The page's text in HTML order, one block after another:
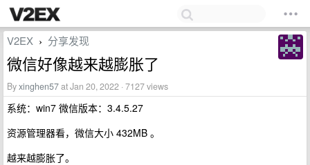
V2EX › 分享发现
微信好像越来越膨胀了
Byxinghen57at Jan 20, 2022 · 7127 views
系统：win7 微信版本：3.4.5.27
资源管理器看，微信大小 432MB 。
越来越膨胀了。